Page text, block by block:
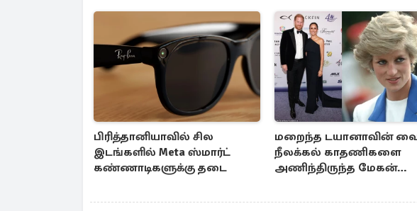
பிரித்தானியாவில் சில
இடங்களில் Meta ஸ்மார்ட்
கண்ணாடிகளுக்கு தடை
மறைந்த டயானாவின்
நீலக்கல் காதணிகளை
அணிந்திருந்த மேகன்